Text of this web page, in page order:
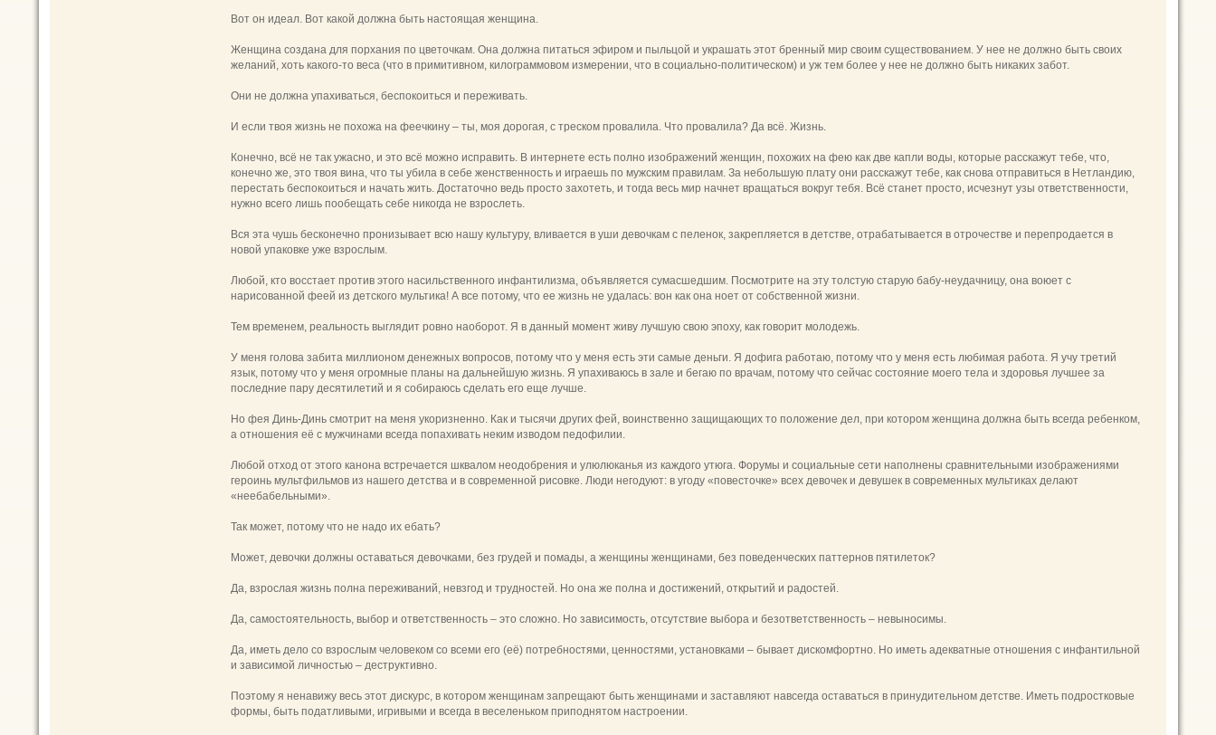
Вот он идеал. Вот какой должна быть настоящая женщина.
Женщина создана для порхания по цветочкам. Она должна питаться эфиром и пыльцой и украшать этот бренный мир своим существованием. У нее не должно быть своих
желаний, хоть какого-то веса (что в примитивном, килограммовом измерении, что в социально-политическом) и уж тем более у нее не должно быть никаких забот.
Они не должна упахиваться, беспокоиться и переживать.
И если твоя жизнь не похожа на феечкину – ты, моя дорогая, с треском провалила. Что провалила? Да всё. Жизнь.
Конечно, всё не так ужасно, и это всё можно исправить. В интернете есть полно изображений женщин, похожих на фею как две капли воды, которые расскажут тебе, что,
конечно же, это твоя вина, что ты убила в себе женственность и играешь по мужским правилам. За небольшую плату они расскажут тебе, как снова отправиться в Нетландию,
перестать беспокоиться и начать жить. Достаточно ведь просто захотеть, и тогда весь мир начнет вращаться вокруг тебя. Всё станет просто, исчезнут узы ответственности,
нужно всего лишь пообещать себе никогда не взрослеть.
Вся эта чушь бесконечно пронизывает всю нашу культуру, вливается в уши девочкам с пеленок, закрепляется в детстве, отрабатывается в отрочестве и перепродается в
новой упаковке уже взрослым.
Любой, кто восстает против этого насильственного инфантилизма, объявляется сумасшедшим. Посмотрите на эту толстую старую бабу-неудачницу, она воюет с
нарисованной феей из детского мультика! А все потому, что ее жизнь не удалась: вон как она ноет от собственной жизни.
Тем временем, реальность выглядит ровно наоборот. Я в данный момент живу лучшую свою эпоху, как говорит молодежь.
У меня голова забита миллионом денежных вопросов, потому что у меня есть эти самые деньги. Я дофига работаю, потому что у меня есть любимая работа. Я учу третий
язык, потому что у меня огромные планы на дальнейшую жизнь. Я упахиваюсь в зале и бегаю по врачам, потому что сейчас состояние моего тела и здоровья лучшее за
последние пару десятилетий и я собираюсь сделать его еще лучше.
Но фея Динь-Динь смотрит на меня укоризненно. Как и тысячи других фей, воинственно защищающих то положение дел, при котором женщина должна быть всегда ребенком,
а отношения её с мужчинами всегда попахивать неким изводом педофилии.
Любой отход от этого канона встречается шквалом неодобрения и улюлюканья из каждого утюга. Форумы и социальные сети наполнены сравнительными изображениями
героинь мультфильмов из нашего детства и в современной рисовке. Люди негодуют: в угоду «повесточке» всех девочек и девушек в современных мультиках делают
«неебабельными».
Так может, потому что не надо их ебать?
Может, девочки должны оставаться девочками, без грудей и помады, а женщины женщинами, без поведенческих паттернов пятилеток?
Да, взрослая жизнь полна переживаний, невзгод и трудностей. Но она же полна и достижений, открытий и радостей.
Да, самостоятельность, выбор и ответственность – это сложно. Но зависимость, отсутствие выбора и безответственность – невыносимы.
Да, иметь дело со взрослым человеком со всеми его (её) потребностями, ценностями, установками – бывает дискомфортно. Но иметь адекватные отношения с инфантильной
и зависимой личностью – деструктивно.
Поэтому я ненавижу весь этот дискурс, в котором женщинам запрещают быть женщинами и заставляют навсегда оставаться в принудительном детстве. Иметь подростковые
формы, быть податливыми, игривыми и всегда в веселеньком приподнятом настроении.